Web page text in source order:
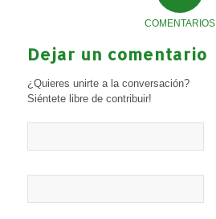
COMENTARIOS
Dejar un comentario
¿Quieres unirte a la conversación?
Siéntete libre de contribuir!